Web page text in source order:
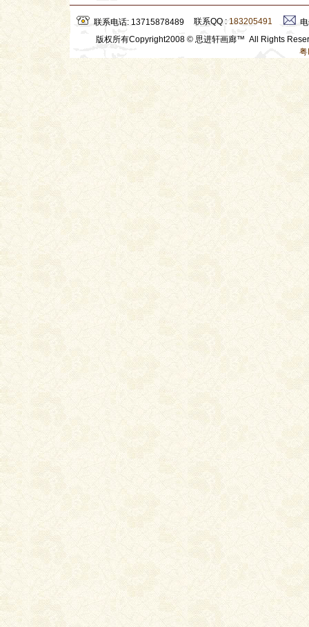
联系电话: 13715878489 联系QQ : 183205491
版权所有Copyright2008 © 思进轩画廊™ All Rights